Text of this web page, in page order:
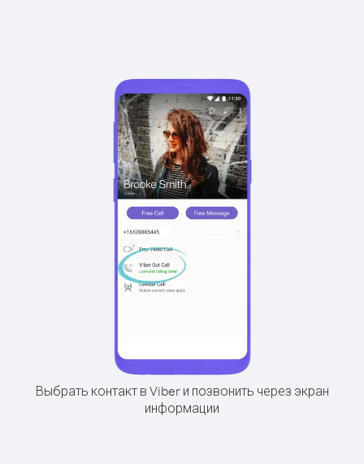
Выбрать контакт в Viber и позвонить через экран
информации